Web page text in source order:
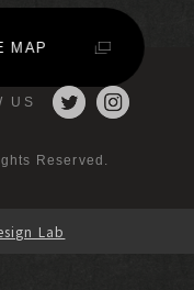
MAP
Reserved.
US
Lab